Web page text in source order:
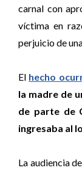
carnal con
víctima en
perjuicio de
El hecho
la madre de
de parte de
ingresaba al
La audiencia